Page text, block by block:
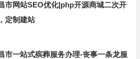
市网站SEO优化|php开源商城二次开
定制建站
市一站式殡葬服务办理-丧事一条龙服